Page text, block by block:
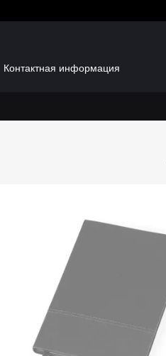
Контактная информация